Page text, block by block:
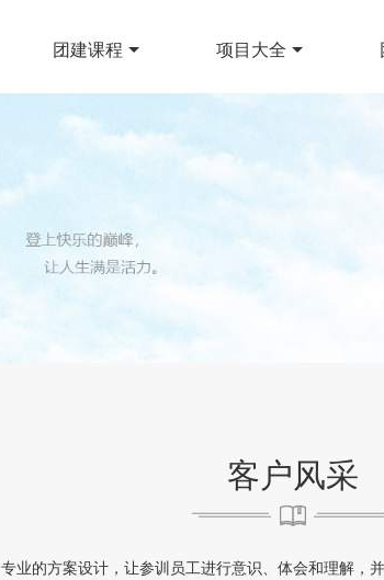
团建课程 项目大全
客户风采
专业的方案设计，让参训员工进行意识、体会和理解，